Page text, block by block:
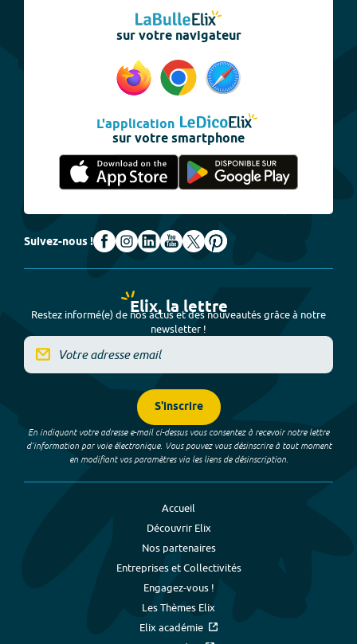
sur votre navigateur
L'application
sur votre smartphone
Suivez-nous !
Elix, la lettre
Restez informé(e) de nos actus et des nouveautés grâce à notre
newsletter !
S'inscrire
En indiquant votre adresse e-mail ci-dessus vous consentez à recevoir notre lettre
d’information par voie électronique. Vous pouvez vous désinscrire à tout moment
en modifiant vos paramètres via les liens de désinscription.
Accueil
Découvrir Elix
Nos partenaires
Entreprises et Collectivités
Engagez-vous !
Les Thèmes Elix
Elix académie